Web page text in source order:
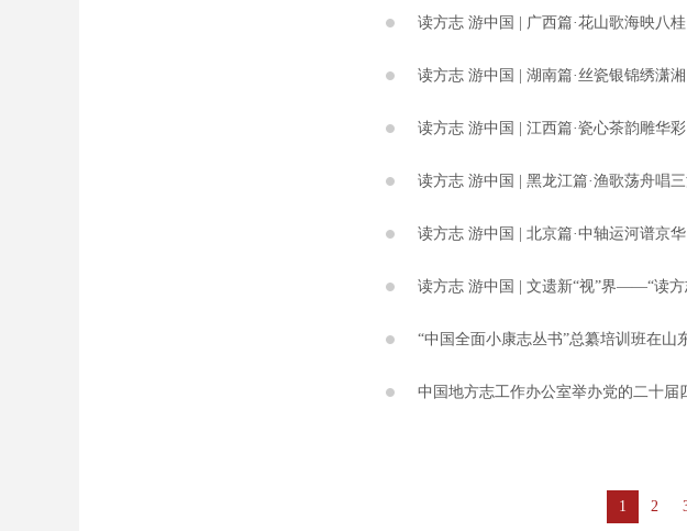
读方志 游中国 | 广西篇·花山歌海映八桂
读方志 游中国 | 湖南篇·丝瓷银锦绣潇湘
读方志 游中国 | 江西篇·瓷心茶韵雕华彩
读方志 游中国 | 黑龙江篇·渔歌荡舟唱
读方志 游中国 | 北京篇·中轴运河谱京华
读方志 游中国 | 文遗新“视”界——“读
“中国全面小康志丛书”总纂培训班在山
中国地方志工作办公室举办党的二十
1 2